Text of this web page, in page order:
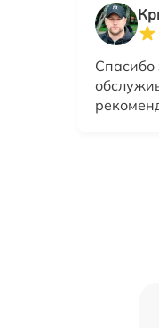
Спасибо